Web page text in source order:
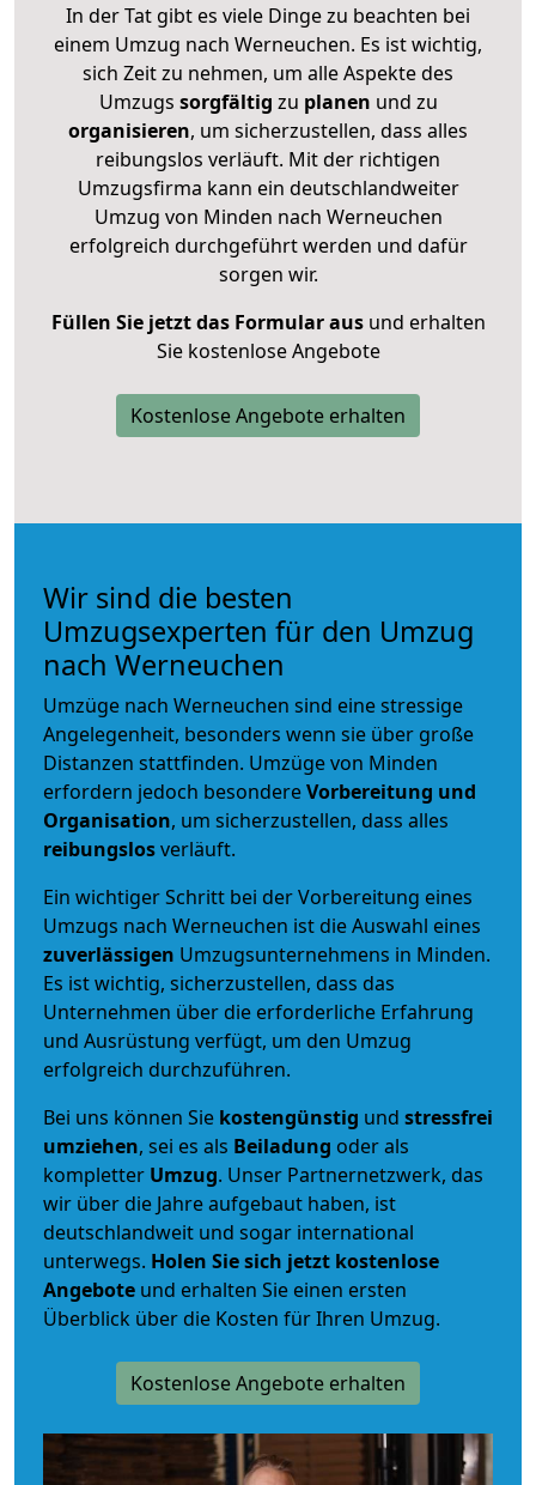
In der Tat gibt es viele Dinge zu beachten bei
einem Umzug nach Werneuchen. Es ist wichtig,
sich Zeit zu nehmen, um alle Aspekte des
Umzugs sorgfältig zu planen und zu
organisieren, um sicherzustellen, dass alles
reibungslos verläuft. Mit der richtigen
Umzugsfirma kann ein deutschlandweiter
Umzug von Minden nach Werneuchen
erfolgreich durchgeführt werden und dafür
sorgen wir.
Füllen Sie jetzt das Formular ausund erhalten
Sie kostenlose Angebote
Kostenlose Angebote erhalten
Wir sind die besten
Umzugsexperten für den Umzug
nach Werneuchen
Umzüge nach Werneuchen sind eine stressige
Angelegenheit, besonders wenn sie über große
Distanzen stattfinden. Umzüge von Minden
erfordern jedoch besondereVorbereitung und
Organisation, um sicherzustellen, dass alles
reibungslosverläuft.
Ein wichtiger Schritt bei der Vorbereitung eines
Umzugs nach Werneuchen ist die Auswahl eines
zuverlässigen Umzugsunternehmens in Minden.
Es ist wichtig, sicherzustellen, dass das
Unternehmen über die erforderliche Erfahrung
und Ausrüstung verfügt, um den Umzug
erfolgreich durchzuführen.
Bei uns können Sie kostengünstig und stressfrei
umziehen, sei es als Beiladung oder als
kompletter Umzug. Unser Partnernetzwerk, das
wir über die Jahre aufgebaut haben, ist
deutschlandweit und sogar international
unterwegs. Holen Sie sich jetzt kostenlose
Angebote und erhalten Sie einen ersten
Überblick über die Kosten für Ihren Umzug.
Kostenlose Angebote erhalten